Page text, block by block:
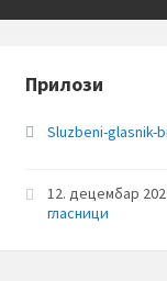
Прилози
Sluzbeni-glasnik-
12. децембар
гласници